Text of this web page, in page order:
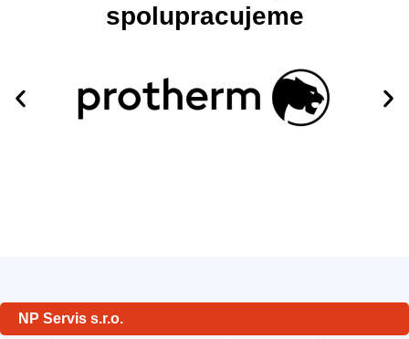
spolupracujeme
NP Servis s.r.o.